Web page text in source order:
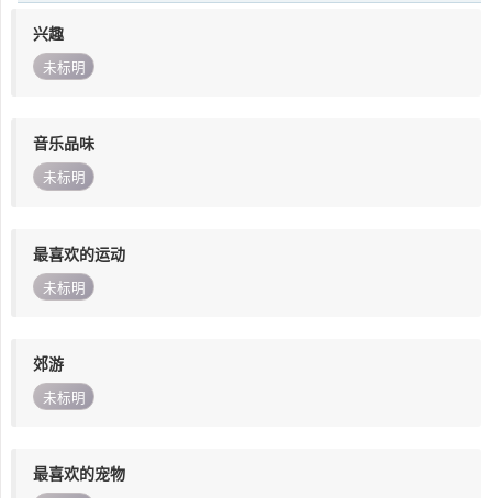
兴趣
未标明
音乐品味
未标明
最喜欢的运动
未标明
郊游
未标明
最喜欢的宠物